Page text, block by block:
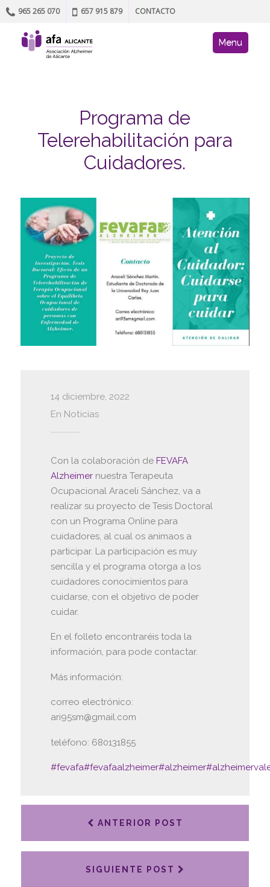
965 265 070 657 915 879 CONTACTO
AFA site
Skip to content
Menu
Programa de
Telerehabilitación para
Cuidadores.
14 diciembre, 2022
En Noticias
Con la colaboración de FEVAFA
Alzheimernuestra Terapeuta
Ocupacional Araceli Sánchez, va a
realizar su proyecto de Tesis Doctoral
con un Programa Online para
cuidadores, al cual os animaos a
participar. La participación es muy
sencilla y el programa otorga a los
cuidadores conocimientos para
cuidarse, con el objetivo de poder
cuidar.
En el folleto encontraréis toda la
información, para pode contactar.
Más información:
correo electrónico:
ari95sm@gmail.com
teléfono: 680131855
#fevafa#fevafaalzheimer#alzheimer
ANTERIOR POST
SIGUIENTE POST